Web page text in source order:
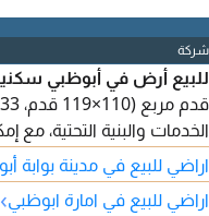
شركة
الخدمات والبنية التحتية، مع
مباشرة. حوض
فقط للإماراتيين.
اراضي للبيع في مدينة بوابة
اراضي للبيع في امارة ابوظبي›